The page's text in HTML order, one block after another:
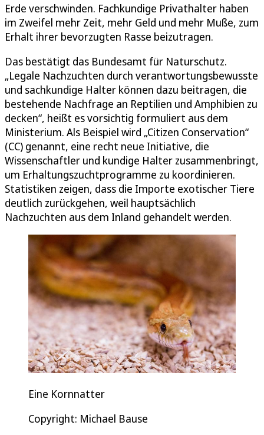
Erde verschwinden. Fachkundige Privathalter haben
im Zweifel mehr Zeit, mehr Geld und mehr Muße, zum
Erhalt ihrer bevorzugten Rasse beizutragen.
Das bestätigt das Bundesamt für Naturschutz.
„Legale Nachzuchten durch verantwortungsbewusste
und sachkundige Halter können dazu beitragen, die
bestehende Nachfrage an Reptilien und Amphibien zu
decken“, heißt es vorsichtig formuliert aus dem
Ministerium. Als Beispiel wird „Citizen Conservation“
(CC) genannt, eine recht neue Initiative, die
Wissenschaftler und kundige Halter zusammenbringt,
um Erhaltungszuchtprogramme zu koordinieren.
Statistiken zeigen, dass die Importe exotischer Tiere
deutlich zurückgehen, weil hauptsächlich
Nachzuchten aus dem Inland gehandelt werden.
Eine Kornnatter
Copyright: Michael Bause